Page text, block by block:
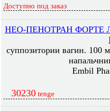
Доступно под заказ
НЕО-ПЕНОТРАН ФОРТЕ Л
суппозитории вагин. 100
Embil
30230 tenge